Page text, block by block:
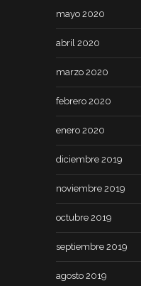
mayo 2020
abril 2020
marzo 2020
febrero 2020
enero 2020
diciembre 2019
noviembre 2019
octubre 2019
septiembre 2019
agosto 2019